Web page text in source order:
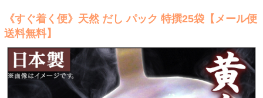
《すぐ着く便》天然 だし パック 特撰25袋【メール便
送料無料】